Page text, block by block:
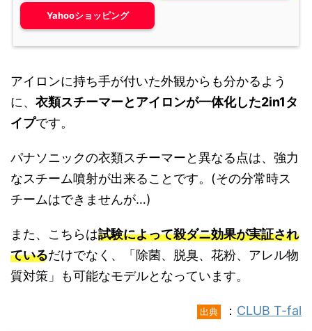
Yahooショッピング
アイロンに持ち手が付いた外観からも分かるよう
に、 衣類スチーマーとアイロンが一体化した2in1タ
イプです。
パナソニックの衣類スチーマーと異なる点は、強力
なスチーム噴射が出来ることです。(その分常時ス
チームはできませんが…)
また、こちらは試験によって殺ダニ効果が実証され
ているだけでなく、「除菌、脱臭、花粉、アレル物
質対策」も可能なモデルとなっています。
出典 ： CLUB T-fal